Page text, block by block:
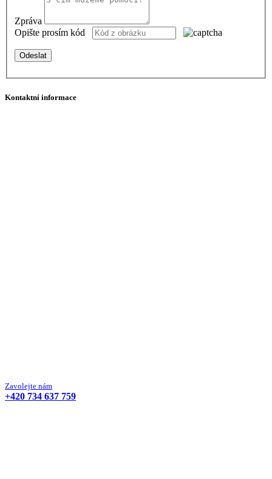
Zpráva
Opište prosím kód
Odeslat
Kontaktní informace
Zavolejte nám
+420 734 637 759